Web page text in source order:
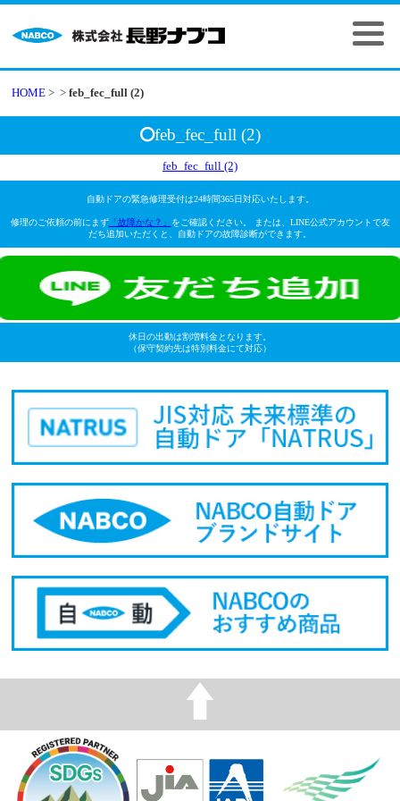
HOME > >feb_fec_full (2)
feb_fec_full (2)
feb_fec_full (2)
自動ドアの緊急修理受付は24時間365日対応いたします。
修理のご依頼の前にまず「故障かな？」
をご確認ください。 または、LINE公式アカウントで友
だち追加いただくと、自動ドアの故障診断ができます。
休日の出動は割増料金となります。
（保守契約先は特別料金にて対応）